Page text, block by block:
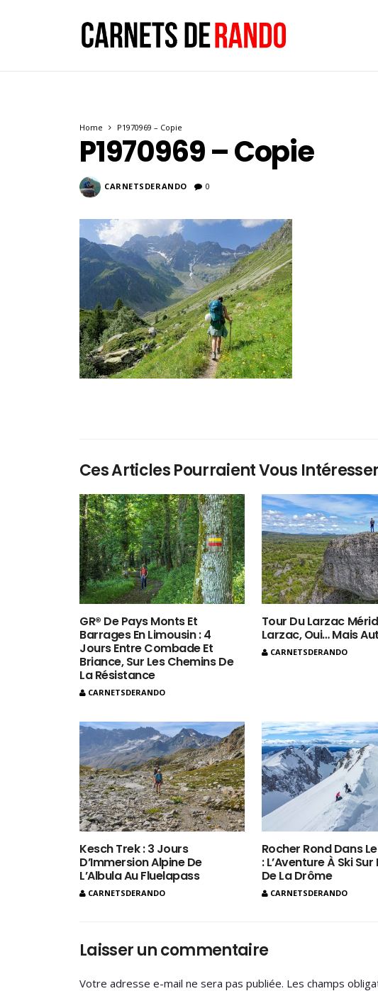
Home P1970969 – Copie
P1970969 – Copie
CARNETSDERANDO 0
Ces Articles Pourraient Vous
GR® De Pays Monts Et
Barrages En Limousin : 4
Jours Entre Combade Et
Briance, Sur Les Chemins De
La Résistance
CARNETSDERANDO
Tour Du Larzac
Larzac, Oui… Mais
CARNETSDERANDO
Kesch Trek : 3 Jours
D’Immersion Alpine De
L’Albula Au Fluelapass
CARNETSDERANDO
Rocher Rond Dans
: L’Aventure À Ski Sur
De La Drôme
CARNETSDERANDO
Laisser un commentaire
Votre adresse e-mail ne sera pas publiée. Les champs